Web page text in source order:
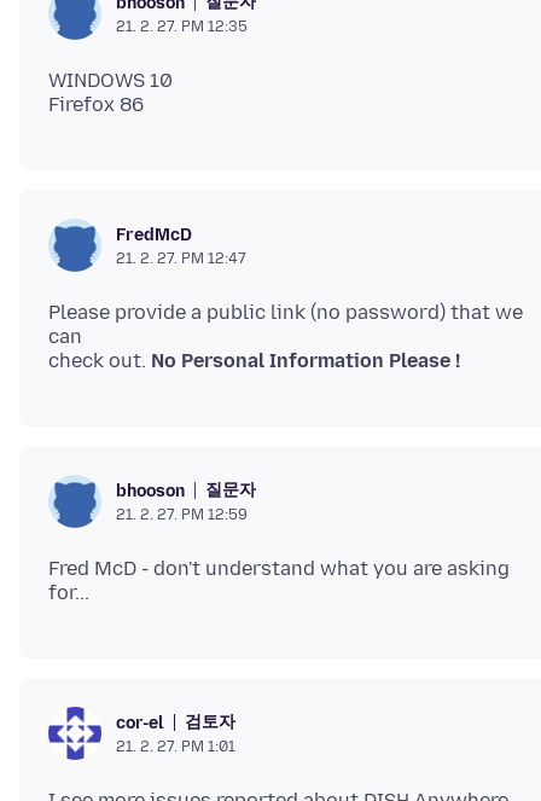
21. 2. 27. PM 12:35
WINDOWS 10
FredMcD
21. 2. 27. PM 12:47
Please provide a public link (no password) that we
can
check out. No Personal Information Please !
bhooson 질문자
21. 2. 27. PM 12:59
Fred McD - don't understand what you are asking
cor-el 검토자
21. 2. 27. PM 1:01